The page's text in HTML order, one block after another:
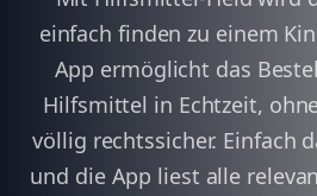
einfach finden zu einem
App ermöglicht das
Hilfsmittel in Echtzeit,
völlig rechtssicher. Einfach
und die App liest alle